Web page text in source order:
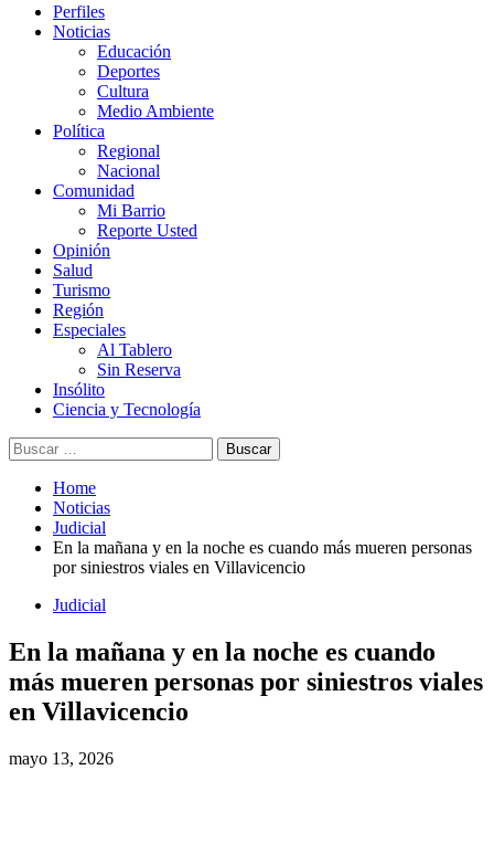
Primary
Menu
Perfiles
Noticias
Educación
Deportes
Cultura
Medio Ambiente
Política
Regional
Nacional
Comunidad
Mi Barrio
Reporte Usted
Opinión
Salud
Turismo
Región
Especiales
Al Tablero
Sin Reserva
Insólito
Ciencia y Tecnología
Buscar:
Home
Noticias
Judicial
En la mañana y en la noche es cuando más mueren personas
por siniestros viales en Villavicencio
Judicial
En la mañana y en la noche es cuando
más mueren personas por siniestros viales
en Villavicencio
mayo 13, 2026